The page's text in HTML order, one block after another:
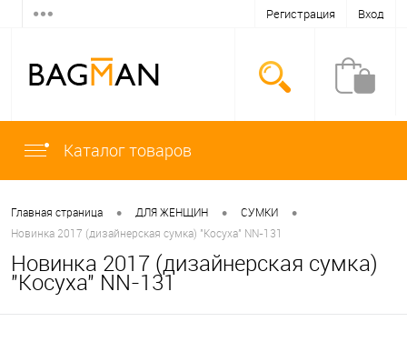
Регистрация Вход
Каталог товаров
Главная страница • ДЛЯ ЖЕНЩИН • СУМКИ •
Новинка 2017 (дизайнерская сумка) "Косуха" NN-131
Новинка 2017 (дизайнерская сумка)
"Косуха" NN-131